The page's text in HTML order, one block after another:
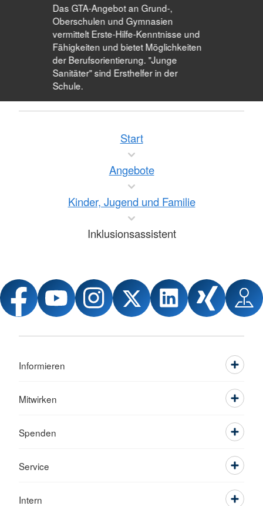
Das GTA-Angebot an Grund-,
Oberschulen und Gymnasien
vermittelt Erste-Hilfe-Kenntnisse und
Fähigkeiten und bietet Möglichkeiten
der Berufsorientierung. "Junge
Sanitäter" sind Ersthelfer in der
Schule.
Start
Angebote
Kinder, Jugend und Familie
Inklusionsassistent
Informieren
Mitwirken
Spenden
Service
Intern